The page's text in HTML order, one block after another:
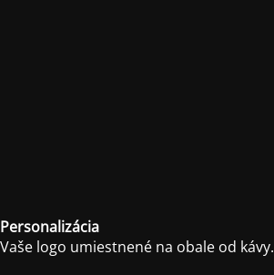
Personalizácia
Vaše logo umiestnené na obale od kávy.